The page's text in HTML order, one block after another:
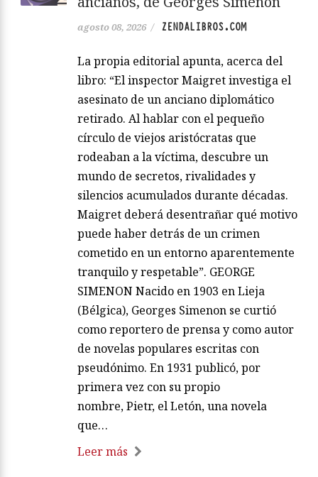
agosto 08, 2026 / ZENDALIBROS.COM
La propia editorial apunta, acerca del
libro: “El inspector Maigret investiga el
asesinato de un anciano diplomático
retirado. Al hablar con el pequeño
círculo de viejos aristócratas que
rodeaban a la víctima, descubre un
mundo de secretos, rivalidades y
silencios acumulados durante décadas.
Maigret deberá desentrañar qué motivo
puede haber detrás de un crimen
cometido en un entorno aparentemente
tranquilo y respetable”. GEORGE
SIMENON Nacido en 1903 en Lieja
(Bélgica), Georges Simenon se curtió
como reportero de prensa y como autor
de novelas populares escritas con
pseudónimo. En 1931 publicó, por
primera vez con su propio
nombre, Pietr, el Letón, una novela
que…
Leer más